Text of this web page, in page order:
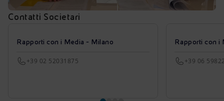
Contatti Societari
Rapporti con i Media - Milano
+39 02 52031875
Rapporti con i
+39 06